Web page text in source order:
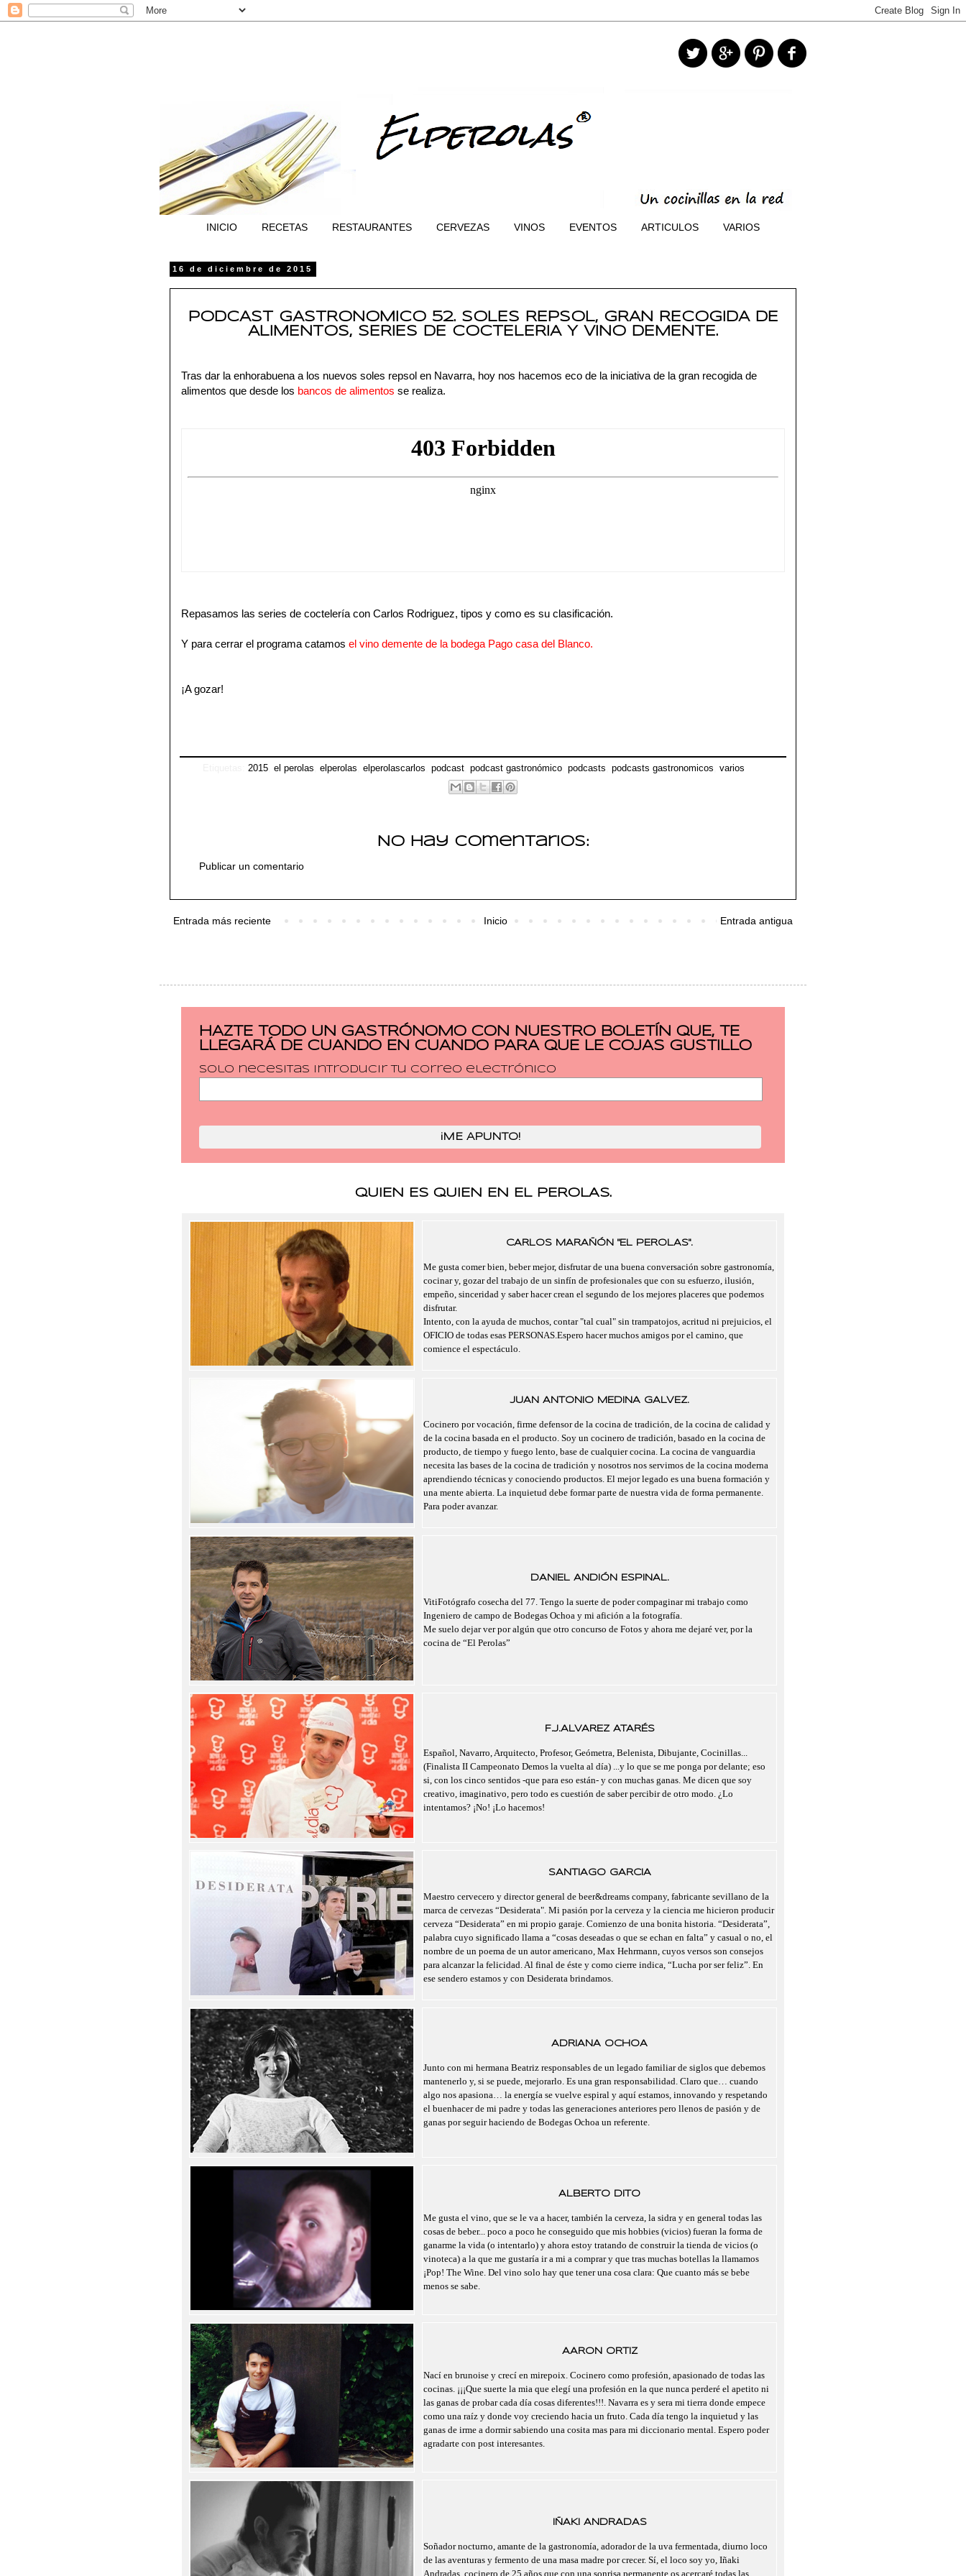
INICIO RECETAS RESTAURANTES CERVEZAS VINOS EVENTOS ARTICULOS VARIOS
16 de diciembre de 2015
PODCAST GASTRONOMICO 52. SOLES REPSOL, GRAN RECOGIDA DE
ALIMENTOS, SERIES DE COCTELERIA Y VINO DEMENTE.
Tras dar la enhorabuena a los nuevos soles repsol en Navarra, hoy nos hacemos eco de la iniciativa de la gran recogida de
alimentos que desde los bancos de alimentos se realiza.
Repasamos las series de coctelería con Carlos Rodriguez, tipos y como es su clasificación.
Y para cerrar el programa catamos el vino demente de la bodega Pago casa del Blanco.
¡A gozar!
2015 ,el perolas ,elperolas ,elperolascarlos ,podcast ,podcast gastronómico ,podcasts ,podcasts gastronomicos ,varios
No hay comentarios:
Publicar un comentario
Entrada más reciente Entrada antigua
Inicio
HAZTE TODO UN GASTRÓNOMO CON NUESTRO BOLETÍN QUE, TE
LLEGARÁ DE CUANDO EN CUANDO PARA QUE LE COJAS GUSTILLO
Solo necesitas introducir tu correo electrónico
QUIEN ES QUIEN EN EL PEROLAS.
CARLOS MARAÑÓN "EL PEROLAS".
Me gusta comer bien, beber mejor, disfrutar de una buena conversación sobre gastronomía,
cocinar y, gozar del trabajo de un sinfín de profesionales que con su esfuerzo, ilusión,
empeño, sinceridad y saber hacer crean el segundo de los mejores placeres que podemos
disfrutar.
Intento, con la ayuda de muchos, contar "tal cual" sin trampatojos, acritud ni prejuicios, el
OFICIO de todas esas PERSONAS.Espero hacer muchos amigos por el camino, que
comience el espectáculo.
JUAN ANTONIO MEDINA GALVEZ.
Cocinero por vocación, firme defensor de la cocina de tradición, de la cocina de calidad y
de la cocina basada en el producto. Soy un cocinero de tradición, basado en la cocina de
producto, de tiempo y fuego lento, base de cualquier cocina. La cocina de vanguardia
necesita las bases de la cocina de tradición y nosotros nos servimos de la cocina moderna
aprendiendo técnicas y conociendo productos. El mejor legado es una buena formación y
una mente abierta. La inquietud debe formar parte de nuestra vida de forma permanente.
Para poder avanzar.
DANIEL ANDIÓN ESPINAL.
VitiFotógrafo cosecha del 77. Tengo la suerte de poder compaginar mi trabajo como
Ingeniero de campo de Bodegas Ochoa y mi afición a la fotografía.
Me suelo dejar ver por algún que otro concurso de Fotos y ahora me dejaré ver, por la
cocina de “El Perolas”
F.J.ALVAREZ ATARÉS
Español, Navarro, Arquitecto, Profesor, Geómetra, Belenista, Dibujante, Cocinillas...
(Finalista II Campeonato Demos la vuelta al día) ...y lo que se me ponga por delante; eso
si, con los cinco sentidos -que para eso están- y con muchas ganas. Me dicen que soy
creativo, imaginativo, pero todo es cuestión de saber percibir de otro modo. ¿Lo
intentamos? ¡No! ¡Lo hacemos!
SANTIAGO GARCIA
Maestro cervecero y director general de beer&dreams company, fabricante sevillano de la
marca de cervezas “Desiderata". Mi pasión por la cerveza y la ciencia me hicieron producir
cerveza “Desiderata” en mi propio garaje. Comienzo de una bonita historia. “Desiderata”,
palabra cuyo significado llama a “cosas deseadas o que se echan en falta” y casual o no, el
nombre de un poema de un autor americano, Max Hehrmann, cuyos versos son consejos
para alcanzar la felicidad. Al final de éste y como cierre indica, “Lucha por ser feliz”. En
ese sendero estamos y con Desiderata brindamos.
ADRIANA OCHOA
Junto con mi hermana Beatriz responsables de un legado familiar de siglos que debemos
mantenerlo y, si se puede, mejorarlo. Es una gran responsabilidad. Claro que… cuando
algo nos apasiona… la energía se vuelve espiral y aquí estamos, innovando y respetando
el buenhacer de mi padre y todas las generaciones anteriores pero llenos de pasión y de
ganas por seguir haciendo de Bodegas Ochoa un referente.
ALBERTO DITO
Me gusta el vino, que se le va a hacer, también la cerveza, la sidra y en general todas las
cosas de beber... poco a poco he conseguido que mis hobbies (vicios) fueran la forma de
ganarme la vida (o intentarlo) y ahora estoy tratando de construir la tienda de vicios (o
vinoteca) a la que me gustaría ir a mi a comprar y que tras muchas botellas la llamamos
¡Pop! The Wine. Del vino solo hay que tener una cosa clara: Que cuanto más se bebe
menos se sabe.
AARON ORTIZ
Nací en brunoise y crecí en mirepoix. Cocinero como profesión, apasionado de todas las
cocinas. ¡¡¡Que suerte la mia que elegí una profesión en la que nunca perderé el apetito ni
las ganas de probar cada día cosas diferentes!!!. Navarra es y sera mi tierra donde empece
como una raíz y donde voy creciendo hacia un fruto. Cada día tengo la inquietud y las
ganas de irme a dormir sabiendo una cosita mas para mi diccionario mental. Espero poder
agradarte con post interesantes.
IÑAKI ANDRADAS
Soñador nocturno, amante de la gastronomía, adorador de la uva fermentada, diurno loco
de las aventuras y fermento de una masa madre por crecer. Sí, el loco soy yo, Iñaki
Andradas, cocinero de 25 años que con una sonrisa permanente os acercaré todas las